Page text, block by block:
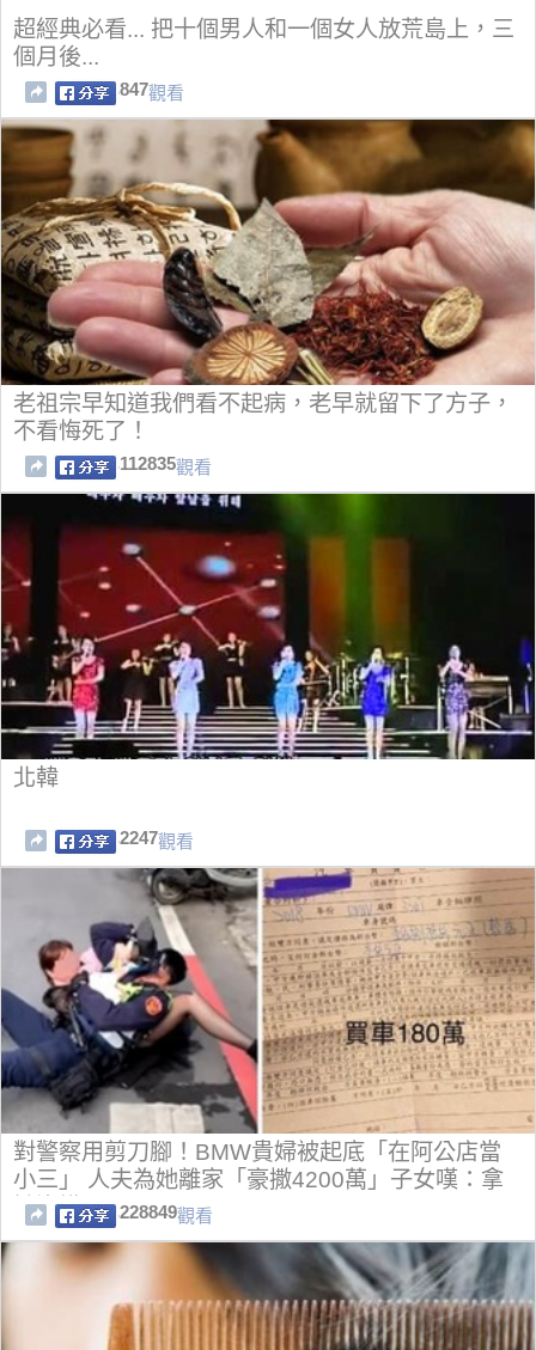
超經典必看... 把十個男人和一個女人放荒島上，三
個月後...
847觀看
老祖宗早知道我們看不起病，老早就留下了方子，
不看悔死了！
112835觀看
北韓
2247觀看
對警察用剪刀腳！BMW貴婦被起底「在阿公店當
小三」 人夫為她離家「豪撒4200萬」子女嘆：拿
她沒轍
228849觀看